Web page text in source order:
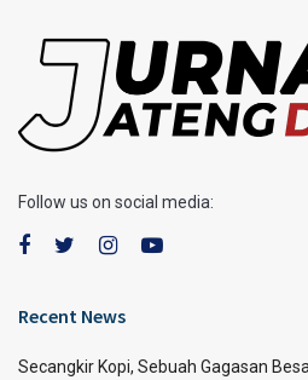
Follow us on social media:
Recent News
Secangkir Kopi, Sebuah Gagasan